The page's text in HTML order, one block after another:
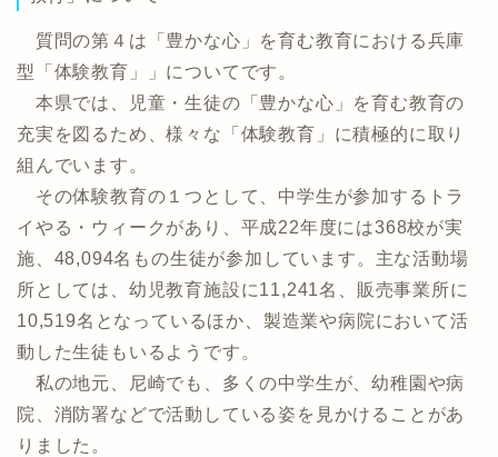
質問の第４は「豊かな心」を育む教育における兵庫
型「体験教育」」についてです。
本県では、児童・生徒の「豊かな心」を育む教育の
充実を図るため、様々な「体験教育」に積極的に取り
組んでいます。
その体験教育の１つとして、中学生が参加するトラ
イやる・ウィークがあり、平成22年度には368校が実
施、48,094名もの生徒が参加しています。主な活動場
所としては、幼児教育施設に11,241名、販売事業所に
10,519名となっているほか、製造業や病院において活
動した生徒もいるようです。
私の地元、尼崎でも、多くの中学生が、幼稚園や病
院、消防署などで活動している姿を見かけることがあ
りました。